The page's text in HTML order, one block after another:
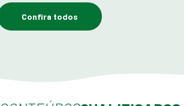
Confira todos